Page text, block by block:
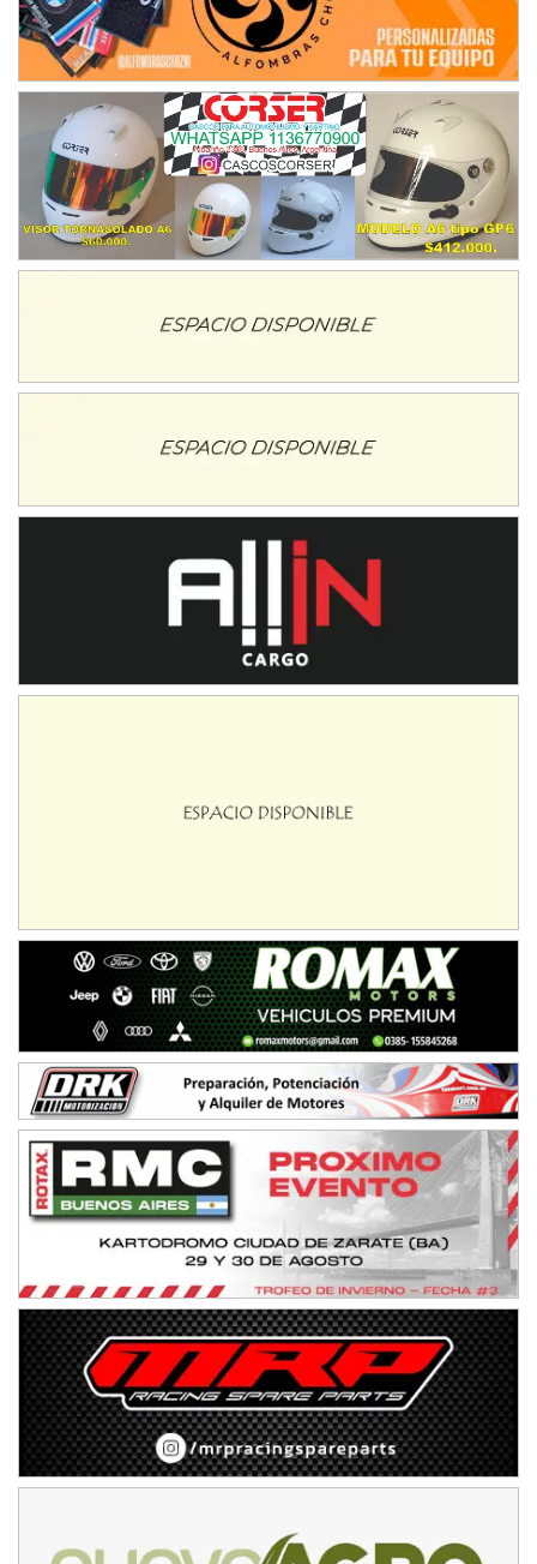
Humboldt (Santa Fe)
NORESTE SANTAFESINO - F6
Ciudad de Avellaneda (Asfalto)
Avellaneda (Santa Fe)
SUR SANTAFESINO - F4
José Samuel Sánchez (Tierra)
Rufino (Santa Fe)
TUCUMANO - F5
Juan Navarro (Asfalto)